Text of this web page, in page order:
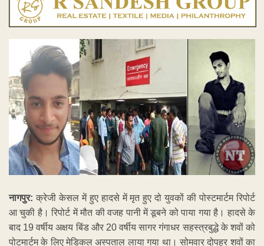
नागपुर: क्रेजी केसल में हुए हादसे में मृत हुए दो युवकों की पोस्टमार्टम रिपोर्ट
आ चुकी है। रिपोर्ट में मौत की वजह पानी में डूबने को पाया गया है। हादसे के
बाद 19 वर्षीय अक्षय बिंड और 20 वर्षीय सागर गंगाधर सहस्त्रबुद्धे के शवों को
पोटमार्टम के लिए मेडिकल अस्पताल लाया गया था। सोमवार दोपहर शवों का